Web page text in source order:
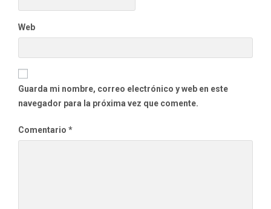
Web
Guarda mi nombre, correo electrónico y web en este
navegador para la próxima vez que comente.
Comentario *